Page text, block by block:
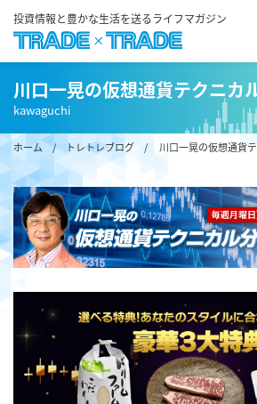
投資情報と豊かな生活を送るライフマガジン
川口一晃の仮想通貨テクニカ
kawaguchi
ホーム/ トレトレブログ / 川口一晃の仮想通貨テ